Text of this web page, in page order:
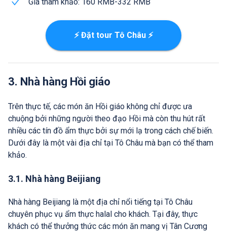
⚡ Đặt tour Tô Châu ⚡
3. Nhà hàng Hồi giáo
Trên thực tế, các món ăn Hồi giáo không chỉ được ưa
chuộng bởi những người theo đạo Hồi mà còn thu hút rất
nhiều các tín đồ ẩm thực bởi sự mới lạ trong cách chế biến.
Dưới đây là một vài địa chỉ tại Tô Châu mà bạn có thể tham
khảo.
3.1. Nhà hàng Beijiang
Nhà hàng Beijiang là một địa chỉ nổi tiếng tại Tô Châu
chuyên phục vụ ẩm thực halal cho khách. Tại đây, thực
khách có thể thưởng thức các món ăn mang vị Tân Cương